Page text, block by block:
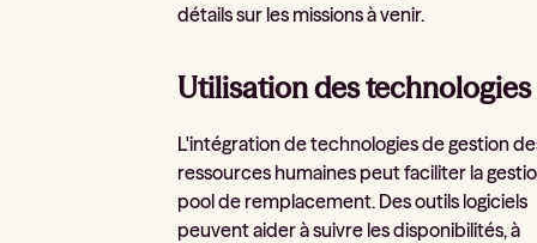
détails sur les missions à venir.
Utilisation des technologies
L'intégration de technologies de gestion
ressources humaines peut faciliter la
pool de remplacement. Des outils logiciels
peuvent aider à suivre les disponibilités, à